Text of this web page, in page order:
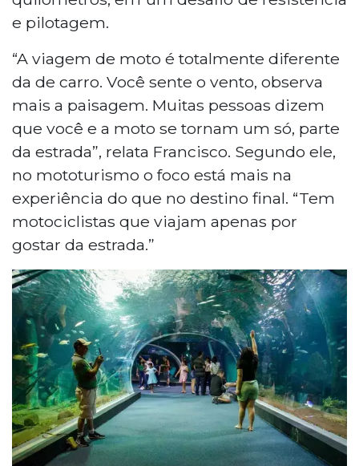
e pilotagem.
“A viagem de moto é totalmente diferente
da de carro. Você sente o vento, observa
mais a paisagem. Muitas pessoas dizem
que você e a moto se tornam um só, parte
da estrada”, relata Francisco. Segundo ele,
no mototurismo o foco está mais na
experiência do que no destino final. “Tem
motociclistas que viajam apenas por
gostar da estrada.”